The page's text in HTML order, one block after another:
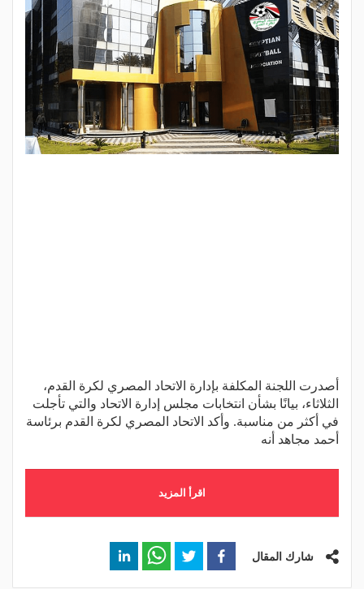
أصدرت اللجنة المكلفة بإدارة الاتحاد المصري لكرة القدم،
الثلاثاء، بيانًا بشأن انتخابات مجلس إدارة الاتحاد والتي تأجلت
في أكثر من مناسبة. وأكد الاتحاد المصري لكرة القدم برئاسة
أحمد مجاهد أنه
اقرأ المزيد
شارك المقال